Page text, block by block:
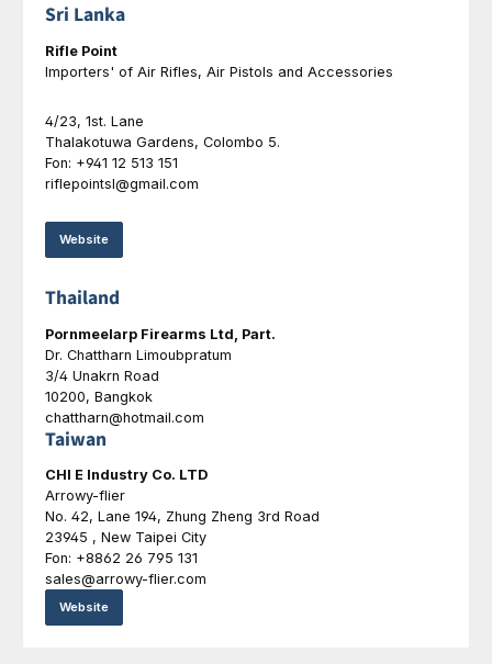
Sri Lanka
Rifle Point
Importers' of Air Rifles, Air Pistols and Accessories
4/23, 1st. Lane
Thalakotuwa Gardens, Colombo 5.
Fon: +941 12 513 151
riflepointsl@gmail.com
Website
Thailand
Pornmeelarp Firearms Ltd, Part.
Dr. Chattharn Limoubpratum
3/4 Unakrn Road
10200, Bangkok
chattharn@hotmail.com
Taiwan
CHI E Industry Co. LTD
Arrowy-flier
No. 42, Lane 194, Zhung Zheng 3rd Road
23945 , New Taipei City
Fon: +8862 26 795 131
sales@arrowy-flier.com
Website